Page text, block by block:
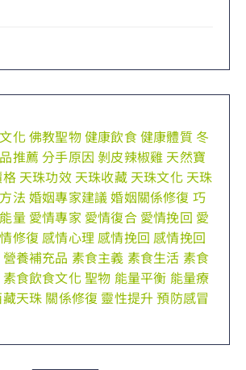
化佛教聖物健康飲食健康體質 冬
推薦 分手原因 剝皮辣椒雞 天然寶
天珠功效 天珠收藏 天珠文化 天珠
法 婚姻專家建議婚姻關係修復 巧
量 愛情專家 愛情復合 愛情挽回 愛
修復 感情心理 感情挽回 感情挽回
營養補充品 素食主義 素食生活 素食
素食飲食文化聖物 能量平衡 能量療
天珠 關係修復 靈性提升預防感冒